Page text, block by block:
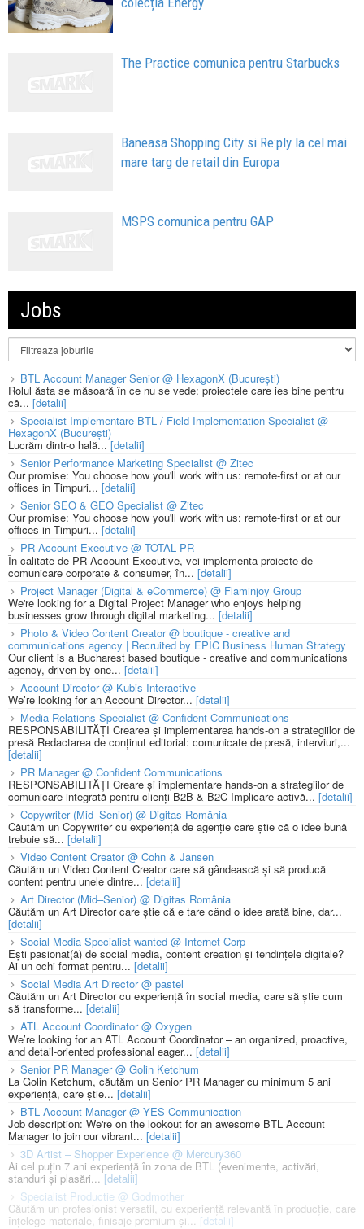
The Practice comunica pentru Starbucks
Baneasa Shopping City si Re:ply la cel mai
mare targ de retail din Europa
MSPS comunica pentru GAP
Jobs
BTL Account Manager Senior @ HexagonX (București)
Rolul ăsta se măsoară în ce nu se vede: proiectele care ies bine pentru
că... [detalii]
Specialist Implementare BTL / Field Implementation Specialist @
HexagonX (București)
Lucrăm dintr-o hală... [detalii]
Senior Performance Marketing Specialist @ Zitec
Our promise: You choose how you'll work with us: remote-first or at our
offices in Timpuri... [detalii]
Senior SEO & GEO Specialist @ Zitec
Our promise: You choose how you'll work with us: remote-first or at our
offices in Timpuri... [detalii]
PR Account Executive @ TOTAL PR
În calitate de PR Account Executive, vei implementa proiecte de
comunicare corporate & consumer, în... [detalii]
Project Manager (Digital & eCommerce) @ Flaminjoy Group
We're looking for a Digital Project Manager who enjoys helping
businesses grow through digital marketing... [detalii]
Photo & Video Content Creator @ boutique - creative and
communications agency | Recruited by EPIC Business Human Strategy
Our client is a Bucharest based boutique - creative and communications
agency, driven by one... [detalii]
Account Director @ Kubis Interactive
We’re looking for an Account Director... [detalii]
Media Relations Specialist @ Confident Communications
RESPONSABILITĂȚI Crearea și implementarea hands-on a strategiilor de
presă Redactarea de conținut editorial: comunicate de presă, interviuri,...
[detalii]
PR Manager @ Confident Communications
RESPONSABILITĂȚI Creare și implementare hands-on a strategiilor de
comunicare integrată pentru clienți B2B & B2C Implicare activă... [detalii]
Copywriter (Mid–Senior) @ Digitas România
Căutăm un Copywriter cu experiență de agenție care știe că o idee bună
trebuie să... [detalii]
Video Content Creator @ Cohn & Jansen
Căutăm un Video Content Creator care să gândească și să producă
content pentru unele dintre... [detalii]
Art Director (Mid–Senior) @ Digitas România
Căutăm un Art Director care știe că e tare când o idee arată bine, dar...
[detalii]
Social Media Specialist wanted @ Internet Corp
Ești pasionat(ă) de social media, content creation și tendințele digitale?
Ai un ochi format pentru... [detalii]
Social Media Art Director @ pastel
Căutăm un Art Director cu experiență în social media, care să știe cum
să transforme... [detalii]
ATL Account Coordinator @ Oxygen
We’re looking for an ATL Account Coordinator – an organized, proactive,
and detail-oriented professional eager... [detalii]
Senior PR Manager @ Golin Ketchum
La Golin Ketchum, căutăm un Senior PR Manager cu minimum 5 ani
experiență, care știe... [detalii]
BTL Account Manager @ YES Communication
Job description: We're on the lookout for an awesome BTL Account
Manager to join our vibrant... [detalii]
3D Artist – Shopper Experience @ Mercury360
Ai cel puțin 7 ani experiență în zona de BTL (evenimente, activări,
standuri și plasări...[detalii]
Specialist Productie @ Godmother
Căutăm un profesionist versatil, cu experiență relevantă în producție, care
înțelege materiale, finisaje premium și... [detalii]